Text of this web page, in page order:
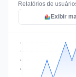
Relatórios de
Exibir
1
1
2
2